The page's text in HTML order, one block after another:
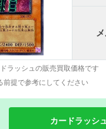
ラッシュの販売買取価格です
提で参考にしてください
カードラッシ